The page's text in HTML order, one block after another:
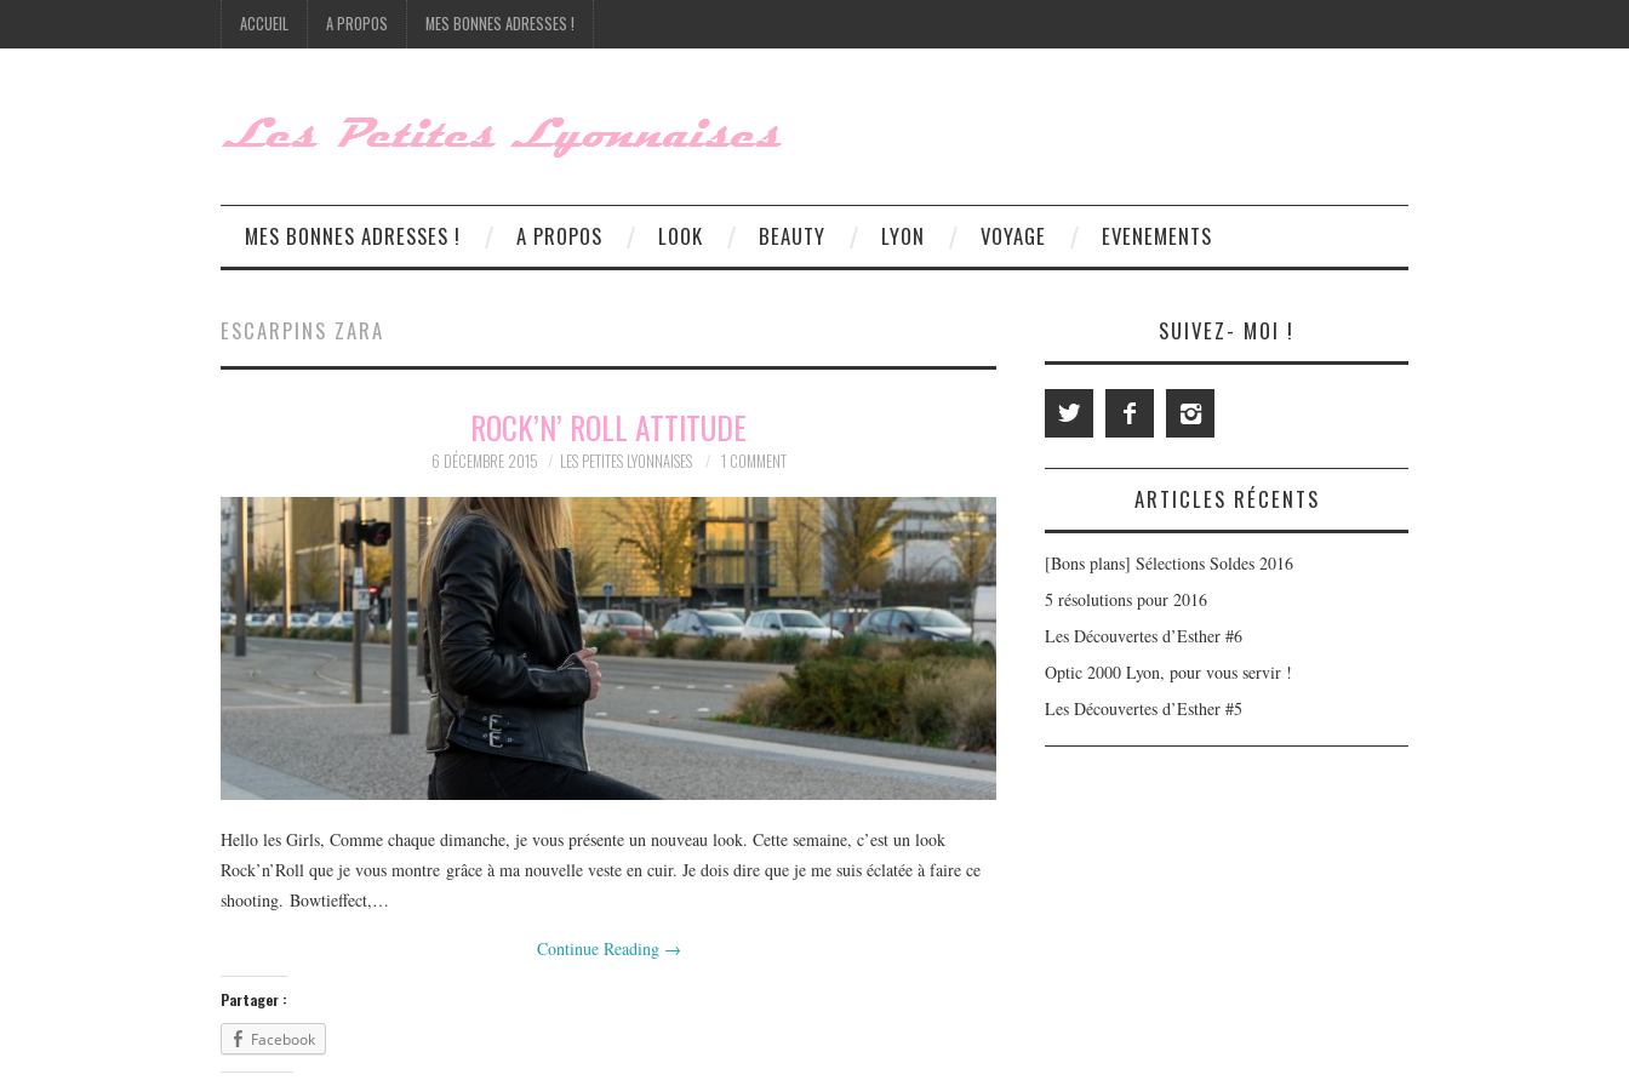
ACCUEIL A PROPOS MES BONNES ADRESSES !
MES BONNES ADRESSES ! A PROPOS LOOK BEAUTY LYON VOYAGE EVENEMENTS
ESCARPINS ZARA
ROCK’N’ ROLL ATTITUDE
6 DÉCEMBRE 2015 LES PETITES LYONNAISES 1 COMMENT
Hello les Girls, Comme chaque dimanche, je vous présente un nouveau look. Cette semaine, c’est un look
Rock’n’Roll que je vous montre grâce à ma nouvelle veste en cuir. Je dois dire que je me suis éclatée à faire ce
shooting. Bowtieffect,…
Continue Reading →
Partager :
Facebook
SUIVEZ- MOI !
ARTICLES RÉCENTS
[Bons plans] Sélections Soldes 2016
5 résolutions pour 2016
Les Découvertes d’Esther #6
Optic 2000 Lyon, pour vous servir !
Les Découvertes d’Esther #5